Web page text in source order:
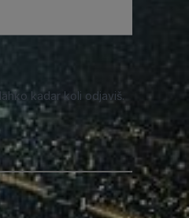
kadar koli odjaviš.